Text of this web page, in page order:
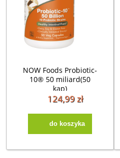
NOW Foods Probiotic-
10® 50 miliard(50
kap)
124,99 zł
do koszyka